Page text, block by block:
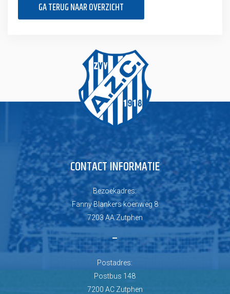
GA TERUG NAAR OVERZICHT
CONTACT INFORMATIE
Bezoekadres:
Fanny Blankers koenweg 8
7203 AA Zutphen
–
Postadres:
Postbus 148
7200 AC Zutphen